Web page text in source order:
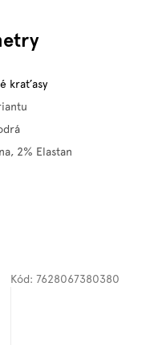
kraťasy
2% Elastan
Kód: 7628067380380